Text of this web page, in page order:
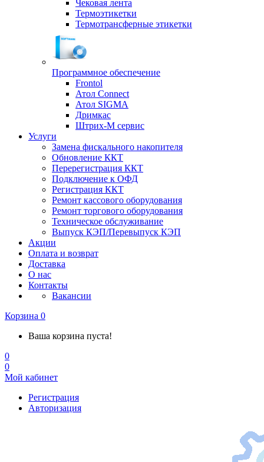
Чековая лента
Термоэтикетки
Термотрансферные этикетки
Программное обеспечение
Frontol
Атол Connect
Атол SIGMA
Дримкас
Штрих-М сервис
Услуги
Замена фискального накопителя
Обновление ККТ
Перерегистрация ККТ
Подключение к ОФД
Регистрация ККТ
Ремонт кассового оборудования
Ремонт торгового оборудования
Техническое обслуживание
Выпуск КЭП/Перевыпуск КЭП
Акции
Оплата и возврат
Доставка
О нас
Контакты
Вакансии
Корзина 0
Ваша корзина пуста!
0
0
Мой кабинет
Регистрация
Авторизация